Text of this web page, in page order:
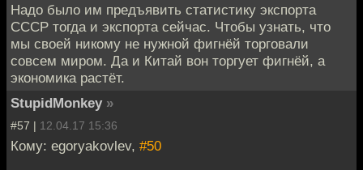
Надо было им предъявить статистику экспорта
СССР тогда и экспорта сейчас. Чтобы узнать, что
мы своей никому не нужной фигнёй торговали
совсем миром. Да и Китай вон торгует фигнёй, а
экономика растёт.
StupidMonkey »
#57 | 12.04.17 15:36
Кому: egoryakovlev, #50